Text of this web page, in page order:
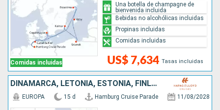
Comidas incluidas US$ 7,634 Tasas incluidas
Una botella de champagne de
bienvenida incluida
Bebidas no alcohólicas incluidas
Propinas incluidas
Comidas incluidas
DINAMARCA, LETONIA, ESTONIA, FINLANDIA, SUECIA, POLONIA, ALEMANIA
EUROPA 15 d Hamburg Cruise Parade 11/08/2028